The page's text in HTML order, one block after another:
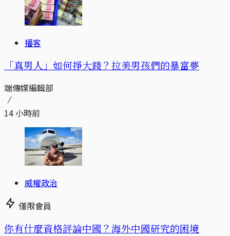
播客
「真男人」如何掙大錢？拉美男孩們的暴富夢
端傳媒編輯部
14 小時前
威權政治
僅限會員
你有什麼資格評論中國？海外中國研究的困境